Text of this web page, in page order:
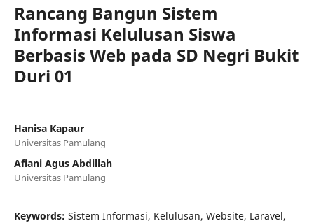
Rancang Bangun Sistem
Informasi Kelulusan Siswa
Berbasis Web pada SD Negri Bukit
Duri 01
Hanisa Kapaur
Universitas Pamulang
Afiani Agus Abdillah
Universitas Pamulang
Keywords: Sistem Informasi, Kelulusan, Website, Laravel,